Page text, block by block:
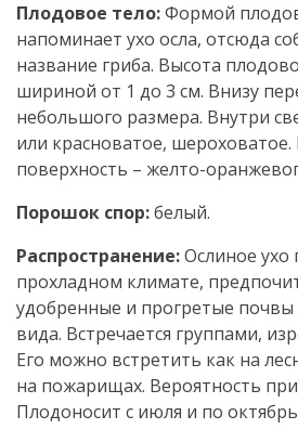
Плодовое тело:Формой
напоминает ухо осла, отсюда
название гриба. Высота
шириной от 1 до 3 см. Внизу
небольшого размера. Внутри
или красноватое, шероховатое.
поверхность – желто-
Порошок спор:белый.
Распространение:Ослиное ухо
прохладном климате,
удобренные и прогретые почвы
вида. Встречается группами,
Его можно встретить как на
на пожарищах. Вероятность
Плодоносит с июля и по